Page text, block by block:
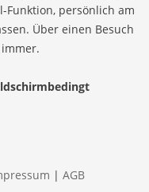
Funktion, persönlich am
Über einen Besuch
| AGB